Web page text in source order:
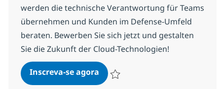
werden die technische Verantwortung für Teams
übernehmen und Kunden im Defense-Umfeld
beraten. Bewerben Sie sich jetzt und gestalten
Sie die Zukunft der Cloud-Technologien!
Inscreva-se agoraLead Cloud Software